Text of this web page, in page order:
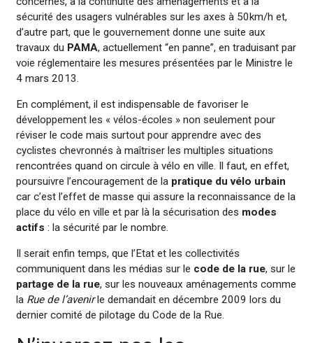
sécurité des usagers vulnérables sur les axes à 50km/h et,
d’autre part, que le gouvernement donne une suite aux
travaux du PAMA, actuellement “en panne”, en traduisant par
voie réglementaire les mesures présentées par le Ministre le
4 mars 2013.
En complément, il est indispensable de favoriser le
développement les « vélos-écoles » non seulement pour
réviser le code mais surtout pour apprendre avec des
cyclistes chevronnés à maîtriser les multiples situations
rencontrées quand on circule à vélo en ville. Il faut, en effet,
poursuivre l’encouragement de la pratique du vélo urbain
car c’est l’effet de masse qui assure la reconnaissance de la
place du vélo en ville et par là la sécurisation des modes
actifs : la sécurité par le nombre.
Il serait enfin temps, que l’Etat et les collectivités
communiquent dans les médias sur le code de la rue, sur le
partage de la rue, sur les nouveaux aménagements comme
la Rue de l’avenirle demandait en décembre 2009 lors du
dernier comité de pilotage du Code de la Rue.